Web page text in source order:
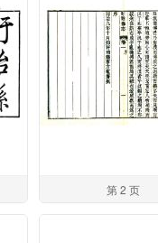
第 2 页